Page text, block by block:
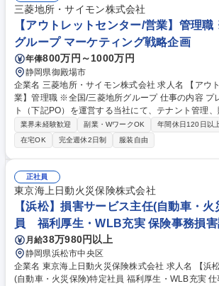
定。 【富士宮工場について】操業開始から60年を迎
ジ/LAJEX容器/癒着防止剤/人工肺回路（エクモ）/
募集職種 【静岡/富士宮工場】生産設備の保守・メ
年休124日
三菱地所・サイモン株式会社
【アウトレットセンター/営業】管理
グループ マーケティング戦略企画
年俸800万円～1000万円
静岡県御殿場市
企業名 三菱地所・サイモン株式会社 求人名 【アウトレットセンター/営
業】管理職 ※全国/三菱地所グループ 仕事の内容 プレミアム・アウトレッ
ト（下記PO）を運営する当社にて、テナント管理
業、メディア対応、カスタマーサービス等、一連の
す。企画/マーケティング知識等が身に付きます 【詳細】1.テナント情報
の収集、販促企画立案実施 2.近隣への団体集客営業
物の在庫管理 4.ポスター/ブローシャ―/マップ等の
ョンの促進 6.各種キャンペーンの実行･運営 7.HPの
の他のデータ整理 9.メディアからの取材依頼対応
検査の実施等（業務の変更範囲：全社業務） 募集職種 【アウトレットセ
ンター/営業】管理職 ※全国/三菱地所グループ
業界未経験歓迎 副業・WワークOK 年間休日120日以
在宅OK
完全週休2日制 服装自由
正社員
東京海上日動火災保険株式会社
【浜松】損害サービス主任(自動車・
員 福利厚生・WLB充実 保険事務損害
月給38万980円以上
静岡県浜松市中央区
企業名 東京海上日動火災保険株式会社 求人名 【浜松】損害サービス主任
(自動車・火災保険)特定社員 福利厚生・WLB充実 仕事の内容 ■事故に遭わ